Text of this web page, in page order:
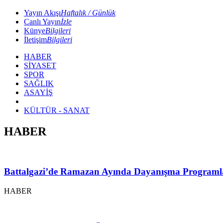
Yayın AkışıHaftalık / Günlük
Canlı Yayınİzle
KünyeBilgileri
İletişimBilgileri
HABER
SİYASET
SPOR
SAĞLIK
ASAYİŞ
KÜLTÜR - SANAT
HABER
Battalgazi’de Ramazan Ayında Dayanışma
HABER